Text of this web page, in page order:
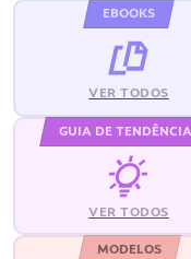
EBOOKS
VER TODOS
GUIA DE
VER TODOS
MODELOS